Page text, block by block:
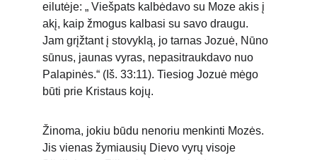
eilutėje: „ Viešpats kalbėdavo su Moze akis į
akį, kaip žmogus kalbasi su savo draugu.
Jam grįžtant į stovyklą, jo tarnas Jozuė, Nūno
sūnus, jaunas vyras, nepasitraukdavo nuo
Palapinės.“ (Iš. 33:11). Tiesiog Jozuė mėgo
būti prie Kristaus kojų.
Žinoma, jokiu būdu nenoriu menkinti Mozės.
Jis vienas žymiausių Dievo vyrų visoje